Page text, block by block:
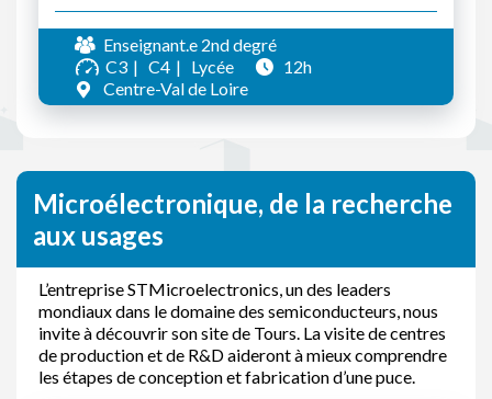
Enseignant.e 2nd degré
C3
C4 Lycée
12h
Centre-Val de Loire
Microélectronique, de la recherche
aux usages
L’entreprise STMicroelectronics, un des leaders
mondiaux dans le domaine des semiconducteurs, nous
invite à découvrir son site de Tours. La visite de centres
de production et de R&D aideront à mieux comprendre
les étapes de conception et fabrication d’une puce.